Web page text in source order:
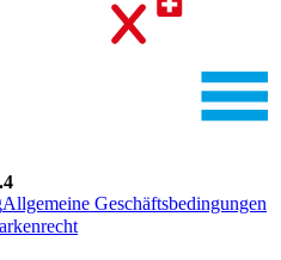
Allgemeine Geschäftsbedingungen